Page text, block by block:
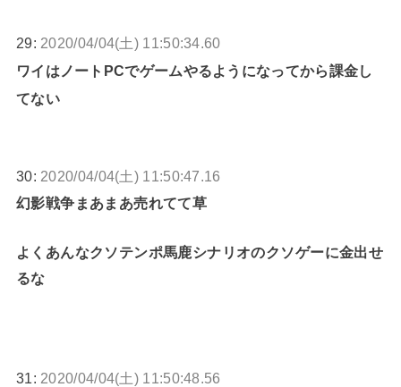
29: 2020/04/04(土) 11:50:34.60
ワイはノートPCでゲームやるようになってから課金し
てない
30: 2020/04/04(土) 11:50:47.16
幻影戦争まあまあ売れてて草
よくあんなクソテンポ馬鹿シナリオのクソゲーに金出せ
るな
31: 2020/04/04(土) 11:50:48.56